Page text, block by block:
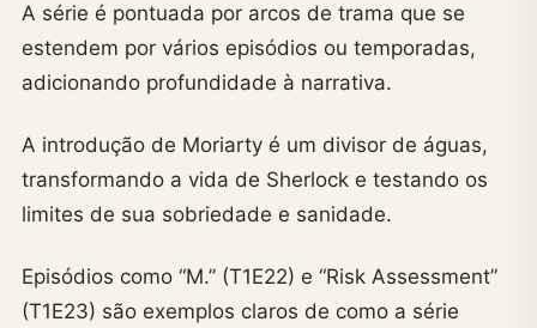
A série é pontuada por arcos de trama que se
estendem por vários episódios ou temporadas,
adicionando profundidade à narrativa.
A introdução de Moriarty é um divisor de águas,
transformando a vida de Sherlock e testando os
limites de sua sobriedade e sanidade.
Episódios como “M.” (T1E22) e “Risk Assessment”
(T1E23) são exemplos claros de como a série